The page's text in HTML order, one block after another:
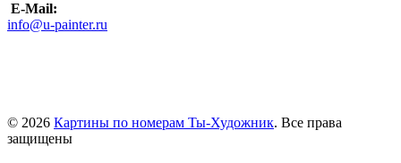
E-Mail:
info@u-painter.ru
© 2026 Картины по номерам Ты-Художник. Все права
защищены